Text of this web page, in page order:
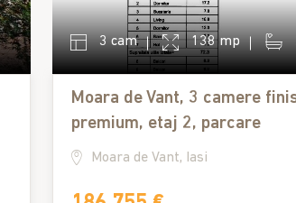
3 cam 138 mp
Moara de Vant, 3 camere
premium, etaj 2, parcare
Moara de Vant, Iasi